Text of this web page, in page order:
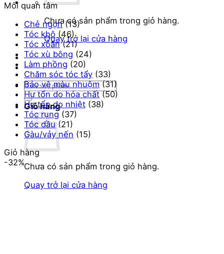
Chưa có sản phẩm trong giỏ hàng.
Quay trở lại cửa hàng
Tìm
kiếm:
Giỏ hàng
Chưa có sản phẩm trong giỏ hàng.
Quay trở lại cửa hàng
Mối quan tâm
Chẻ ngọn (13)
Tóc khô (46)
Tóc xoăn (21)
Tóc xù bông (24)
Làm phồng (20)
Chăm sóc tóc tẩy (33)
Bảo vệ màu nhuộm (31)
Hư tổn do hóa chất (50)
Hư tổn do nhiệt (38)
Tóc rụng (37)
Tóc dầu (21)
Gàu/vảy nến (15)
Giỏ hàng
-32%